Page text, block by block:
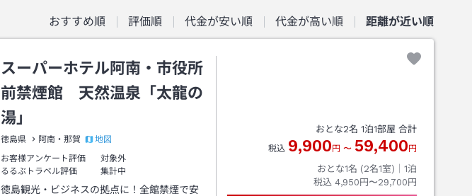
おすすめ順 評価順 代金が安い順 代金が高い順 距離が近い順
スーパーホテル阿南・市役所
前禁煙館 天然温泉「太龍の
湯」
徳島県 阿南・那賀
地図
お客様アンケート評価
対象外
るるぶトラベル評価
集計中
徳島観光・ビジネスの拠点に！全館禁煙で安
おとな2名 1泊1部屋 合計
税込 9,900 円 〜 59,400 円
おとな1名 (2名1室)｜ 1泊
税込 4,950円〜29,700円